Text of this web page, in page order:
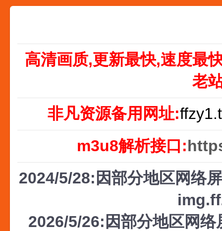
高清画质,更新最快,速度最
老
非凡资源备用网址:
m3u8解析接口:
2024/5/28:因部分地区网络
2026/5/26:因部分地区网